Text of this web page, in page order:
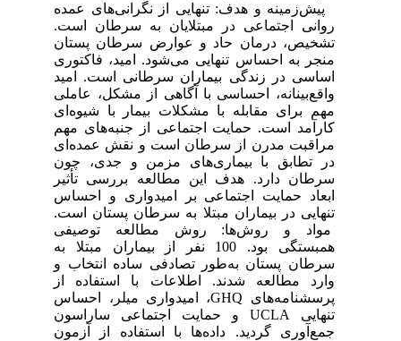
پیش‌زمینه و هدف: تنهایی از نگرانی‌های عمده
روانی اجتماعی در مبتلایان به سرطان است.
تشخیص، درمان حاد و عوارض سرطان پستان
منجر به احساس تنهایی می‌شود. امید، فاکتوری
اساسی در زندگی بیماران سرطانی است. امید
واقع‌بینانه، احساسی با آگاهی از مشکل، عاملی
مهم برای مقابله با مشکلات بیمار با شیوه‌ای
کارآمد است. حمایت اجتماعی از جنبه‌های مهم
مراقبت مدرن از سرطان است و نقش عمده‌ای
در تطابق با بیماری‌های مزمن و جدی، چون
سرطان دارد. هدف این مطالعه بررسی تأثیر
ابعاد حمایت اجتماعی بر امیدواری و احساس
تنهایی در بیماران مبتلا به سرطان پستان است.
مواد و روش‌ها: روش مطالعه توصیفی
همبستگی بود. 100 نفر از بیماران مبتلا به
سرطان پستان به‌طور تصادفی ساده انتخاب و
وارد مطالعه شدند. اطلاعات با استفاده از
پرسشنامه‌های GHQ، امیدواری میلر، احساس
تنهایی UCLA و حمایت اجتماعی ساراسون
جمع‌آوری گردید. داده‌ها با استفاده از آزمون